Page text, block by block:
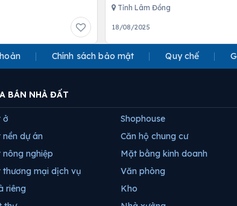
Tỉnh Lâm Đồng
18/08/2025
Chính sách bảo mật Quy chế
BÁN NHÀ ĐẤT
ở
dự án
nghiệp
mại dịch vụ
riêng
Shophouse
Căn hộ chung cư
Mặt bằng kinh doanh
Văn phòng
Kho